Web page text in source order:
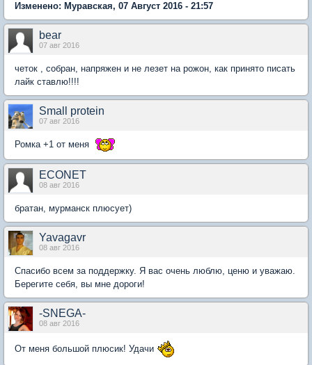
Изменено: Муравская, 07 Август 2016 - 21:57
bear
07 авг 2016
четок , собран, напряжен и не лезет на рожон, как принято писать
лайк ставлю!!!!
Small protein
07 авг 2016
Ромка +1 от меня
ECONET
08 авг 2016
братан, мурманск плюсует)
Yavagavr
08 авг 2016
Спасибо всем за поддержку. Я вас очень люблю, ценю и уважаю.
Берегите себя, вы мне дороги!
-SNEGA-
08 авг 2016
От меня большой плюсик! Удачи